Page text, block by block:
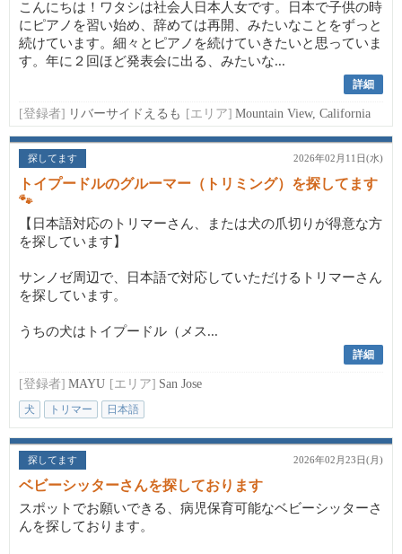
こんにちは！ワタシは社会人日本人女です。日本で子供の時
にピアノを習い始め、辞めては再開、みたいなことをずっと
続けています。細々とピアノを続けていきたいと思っていま
す。年に２回ほど発表会に出る、みたいな...
詳細
[登録者] リバーサイドえるも [エリア] Mountain View, California
探してます 2026年02月11日(水)
トイプードルのグルーマー（トリミング）を探してます
🐾
【日本語対応のトリマーさん、または犬の爪切りが得意な方
を探しています】
サンノゼ周辺で、日本語で対応していただけるトリマーさん
を探しています。
うちの犬はトイプードル（メス...
詳細
[登録者] MAYU [エリア] San Jose
犬 トリマー 日本語
探してます 2026年02月23日(月)
ベビーシッターさんを探しております
スポットでお願いできる、病児保育可能なベビーシッターさ
んを探しております。